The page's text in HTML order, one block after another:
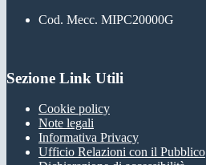
Cod. Mecc. MIPC20000G
Sezione Link Utili
Cookie policy
Note legali
Informativa Privacy
Ufficio Relazioni con il Pubblico